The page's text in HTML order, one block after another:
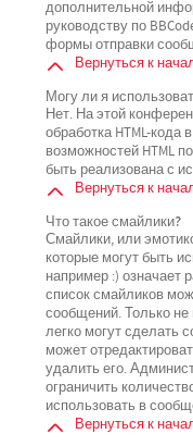
дополнительной
руководству по
формы отправки
Вернуться к
Могу ли я
Нет. На этой
обработка HTML-
возможностей HTML
быть реализована с
Вернуться к
Что такое смайлики?
Смайлики, или
которые могут быть
например :) означает
список смайликов
сообщений. Только не
легко могут сделать
может
удалить его.
ограничить
использовать в
Вернуться к